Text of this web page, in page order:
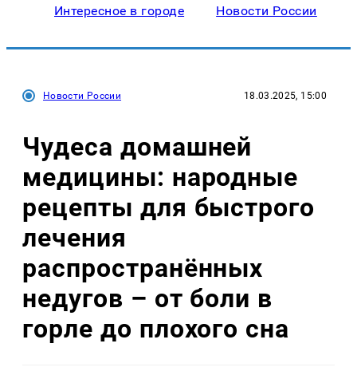
Интересное в городе Новости России
Новости России 18.03.2025, 15:00
Чудеса домашней
медицины: народные
рецепты для быстрого
лечения
распространённых
недугов – от боли в
горле до плохого сна